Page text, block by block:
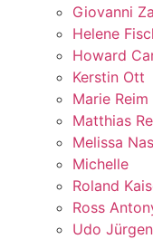
Giovanni
Helene
Howard
Kerstin Ott
Marie Reim
Matthias
Melissa
Michelle
Roland
Ross
Udo